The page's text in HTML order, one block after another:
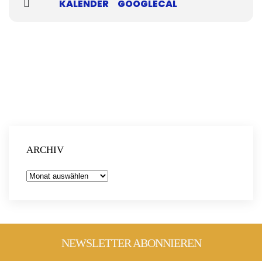
für Kinder ab 4 Jahren
KALENDER GOOGLECAL
ARCHIV
Archiv
NEWSLETTER ABONNIEREN